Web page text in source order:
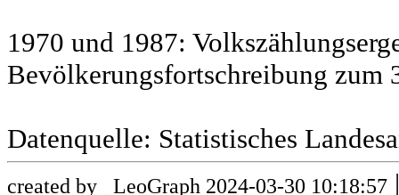
1970 und 1987:
Bevölkerungsfortschreibung zum
Datenquelle: Statistisches
created by _LeoGraph 2024-03-30 10:18:57